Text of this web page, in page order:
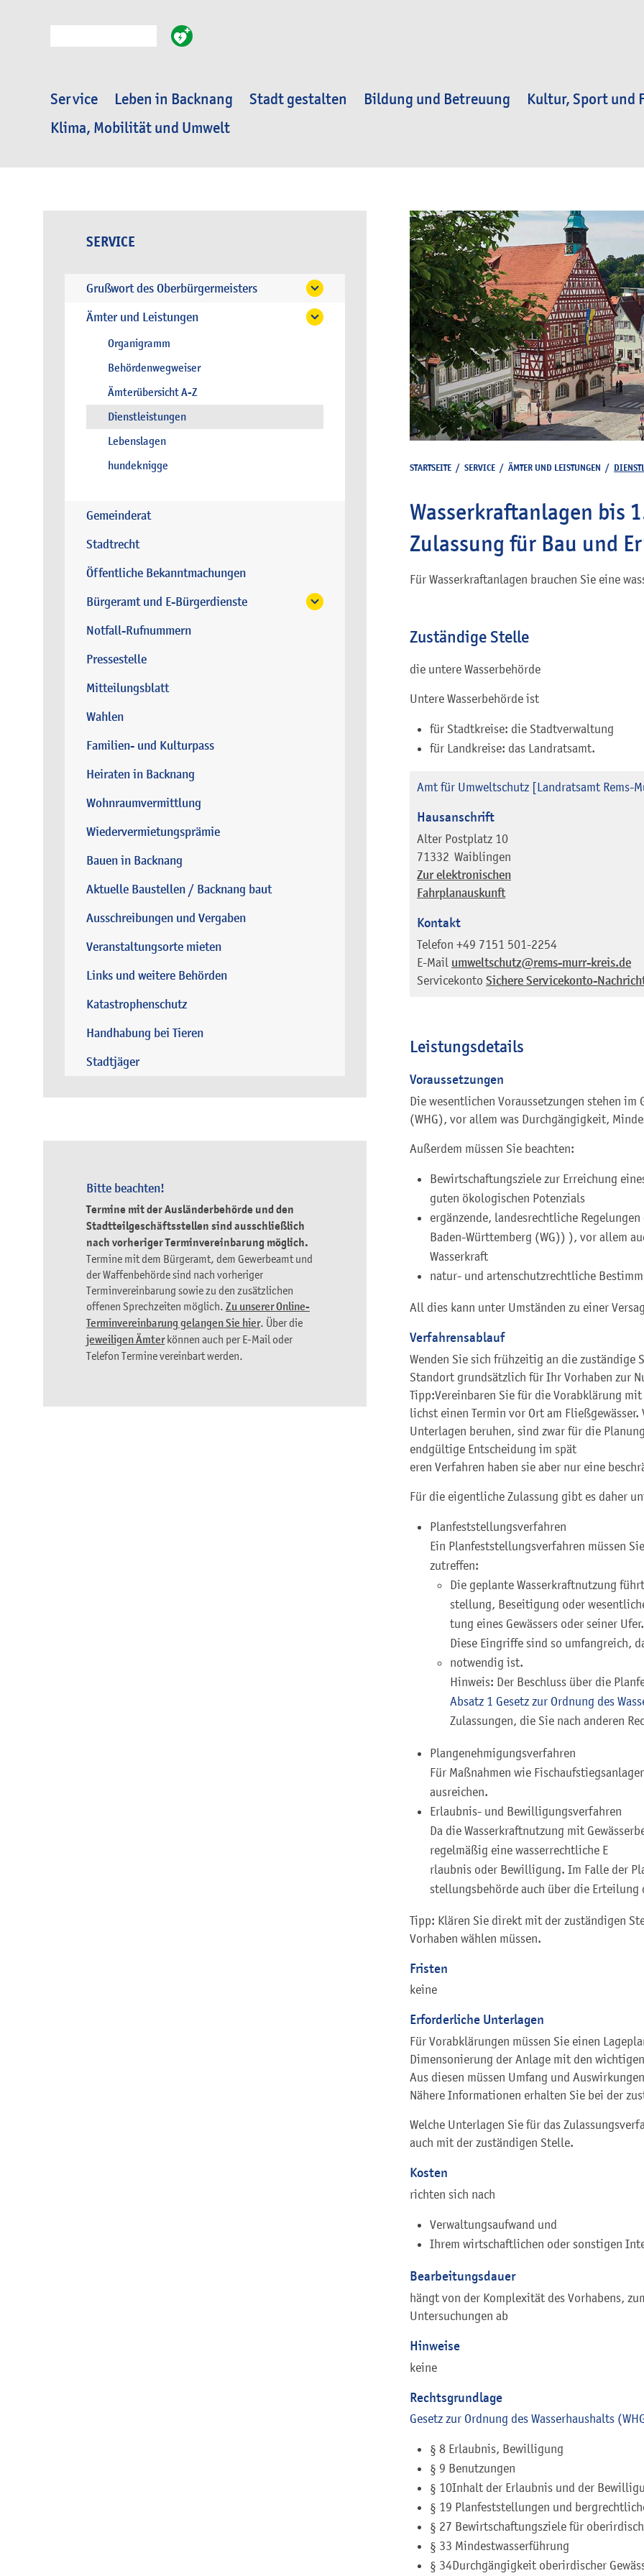
Service Leben in Backnang Stadt gestalten Bildung und Betreuung Kultur, Sport und
Klima, Mobilität und Umwelt
SERVICE
Grußwort des Oberbürgermeisters
Ämter und Leistungen
Organigramm
Behördenwegweiser
Ämterübersicht A-Z
Dienstleistungen
Lebenslagen
hundeknigge
Gemeinderat
Stadtrecht
Öffentliche Bekanntmachungen
Bürgeramt und E-Bürgerdienste
Notfall-Rufnummern
Pressestelle
Mitteilungsblatt
Wahlen
Familien- und Kulturpass
Heiraten in Backnang
Wohnraumvermittlung
Wiedervermietungsprämie
Bauen in Backnang
Aktuelle Baustellen / Backnang baut
Ausschreibungen und Vergaben
Veranstaltungsorte mieten
Links und weitere Behörden
Katastrophenschutz
Handhabung bei Tieren
Stadtjäger
Bitte beachten!
Termine mit der Ausländerbehörde und den
Stadtteilgeschäftsstellen sind ausschließlich
nach vorheriger Terminvereinbarung möglich.
Termine mit dem Bürgeramt, dem Gewerbeamt und
der Waffenbehörde sind nach vorheriger
Terminvereinbarung sowie zu den zusätzlichen
offenen Sprechzeiten möglich. Zu unserer Online-
Terminvereinbarung gelangen Sie hier. Über die
jeweiligen Ämterkönnen auch per E-Mail oder
Telefon Termine vereinbart werden.
STARTSEITE / SERVICE / ÄMTER UND LEISTUNGEN /
Wasserkraftanlagen bis
Zulassung für Bau und
Für Wasserkraftanlagen brauchen Sie eine
Zuständige Stelle
die untere Wasserbehörde
Untere Wasserbehörde ist
für Stadtkreise: die Stadtverwaltung
für Landkreise: das Landratsamt.
Amt für Umweltschutz [Landratsamt Rems-
Hausanschrift
Alter Postplatz 10
71332 Waiblingen
Zur elektronischen
Fahrplanauskunft
Kontakt
Telefon +49 7151 501-2254
E-Mail umweltschutz@rems-murr-kreis.de
Servicekonto Sichere Servicekonto-
Leistungsdetails
Voraussetzungen
Die wesentlichen Voraussetzungen stehen im
(WHG), vor allem was Durchgängigkeit,
Außerdem müssen Sie beachten:
Bewirtschaftungsziele zur Erreichung
guten ökologischen Potenzials
ergänzende, landesrechtliche Regelungen
Baden-Württemberg (WG)) ), vor allem
Wasserkraft
natur- und artenschutzrechtliche
All dies kann unter Umständen zu einer
Verfahrensablauf
Wenden Sie sich frühzeitig an die zuständige
Standort grundsätzlich für Ihr Vorhaben zur
Tipp:Vereinbaren Sie für die Vorabklärung
lichst einen Termin vor Ort am
Unterlagen beruhen, sind zwar für die
endgültige Entscheidung im spät
eren Verfahren haben sie aber nur eine
Für die eigentliche Zulassung gibt es daher
Planfeststellungsverfahren
Ein Planfeststellungsverfahren müssen
zutreffen:
Die geplante Wasserkraftnutzung
stellung, Beseitigung oder
tung eines Gewässers oder seiner Ufer.
Diese Eingriffe sind so umfangreich,
notwendig ist.
Hinweis: Der Beschluss über die
Absatz 1 Gesetz zur Ordnung des
Zulassungen, die Sie nach anderen
Plangenehmigungsverfahren
Für Maßnahmen wie
ausreichen.
Erlaubnis- und Bewilligungsverfahren
Da die Wasserkraftnutzung mit
regelmäßig eine wasserrechtliche E
rlaubnis oder Bewilligung. Im Falle der
stellungsbehörde auch über die
Tipp: Klären Sie direkt mit der zuständigen
Vorhaben wählen müssen.
Fristen
keine
Erforderliche Unterlagen
Für Vorabklärungen müssen Sie einen
Dimensonierung der Anlage mit den
Aus diesen müssen Umfang und
Nähere Informationen erhalten Sie bei der
Welche Unterlagen Sie für das
auch mit der zuständigen Stelle.
Kosten
richten sich nach
Verwaltungsaufwand und
Ihrem wirtschaftlichen oder sonstigen
Bearbeitungsdauer
hängt von der Komplexität des Vorhabens,
Untersuchungen ab
Hinweise
keine
Rechtsgrundlage
Gesetz zur Ordnung des Wasserhaushalts
§ 8 Erlaubnis, Bewilligung
§ 9 Benutzungen
§ 10Inhalt der Erlaubnis und der
§ 19 Planfeststellungen und
§ 27 Bewirtschaftungsziele für
§ 33 Mindestwasserführung
§ 34Durchgängigkeit oberirdischer